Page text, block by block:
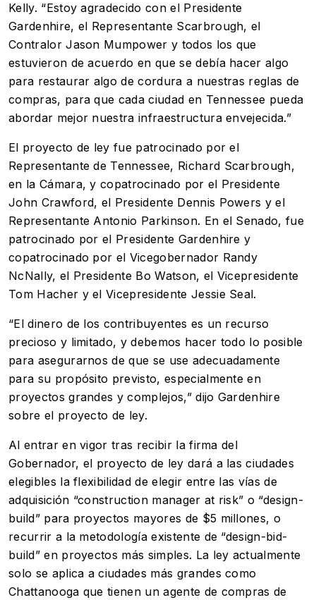
Kelly. “Estoy agradecido con el Presidente
Gardenhire, el Representante Scarbrough, el
Contralor Jason Mumpower y todos los que
estuvieron de acuerdo en que se debía hacer algo
para restaurar algo de cordura a nuestras reglas de
compras, para que cada ciudad en Tennessee pueda
abordar mejor nuestra infraestructura envejecida.”
El proyecto de ley fue patrocinado por el
Representante de Tennessee, Richard Scarbrough,
en la Cámara, y copatrocinado por el Presidente
John Crawford, el Presidente Dennis Powers y el
Representante Antonio Parkinson. En el Senado, fue
patrocinado por el Presidente Gardenhire y
copatrocinado por el Vicegobernador Randy
NcNally, el Presidente Bo Watson, el Vicepresidente
Tom Hacher y el Vicepresidente Jessie Seal.
“El dinero de los contribuyentes es un recurso
precioso y limitado, y debemos hacer todo lo posible
para asegurarnos de que se use adecuadamente
para su propósito previsto, especialmente en
proyectos grandes y complejos,” dijo Gardenhire
sobre el proyecto de ley.
Al entrar en vigor tras recibir la firma del
Gobernador, el proyecto de ley dará a las ciudades
elegibles la flexibilidad de elegir entre las vías de
adquisición “construction manager at risk” o “design-
build” para proyectos mayores de $5 millones, o
recurrir a la metodología existente de “design-bid-
build” en proyectos más simples. La ley actualmente
solo se aplica a ciudades más grandes como
Chattanooga que tienen un agente de compras de